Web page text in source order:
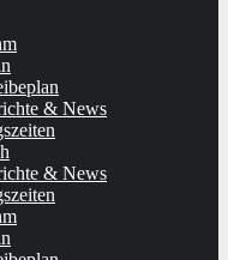
& News
& News